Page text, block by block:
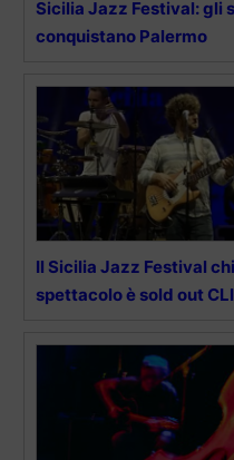
Sicilia Jazz Festival: gli
conquistano Palermo
Il Sicilia Jazz Festival
spettacolo è sold out